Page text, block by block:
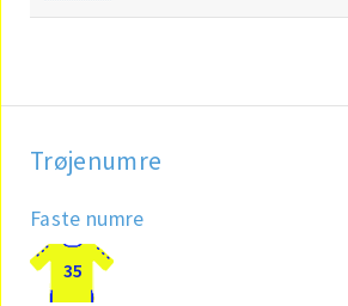
Trøjenumre
Faste numre
35